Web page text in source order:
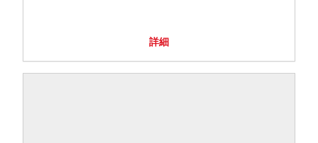
詳細